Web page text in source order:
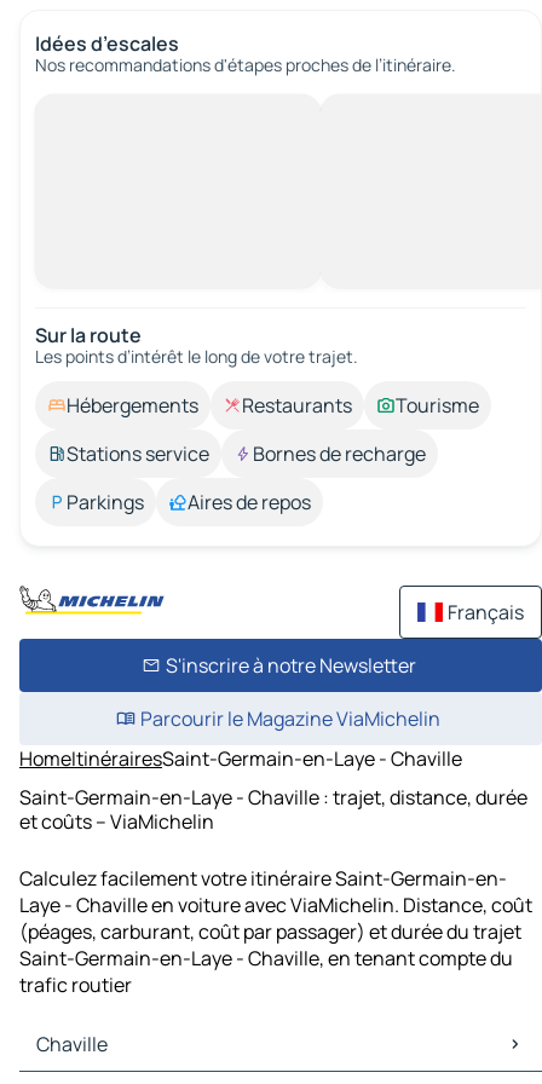
Idées d’escales
Nos recommandations d'étapes proches de l’itinéraire.
Sur la route
Les points d’intérêt le long de votre trajet.
Hébergements Restaurants
Tourisme
Stations service
Bornes de recharge
Parkings
Aires de repos
Français
S'inscrire à notre Newsletter
Parcourir le Magazine ViaMichelin
HomeItinérairesSaint-Germain-en-Laye - Chaville
Saint-Germain-en-Laye - Chaville : trajet, distance, durée
et coûts – ViaMichelin
Calculez facilement votre itinéraire Saint-Germain-en-
Laye - Chaville en voiture avec ViaMichelin. Distance, coût
(péages, carburant, coût par passager) et durée du trajet
Saint-Germain-en-Laye - Chaville, en tenant compte du
trafic routier
Chaville